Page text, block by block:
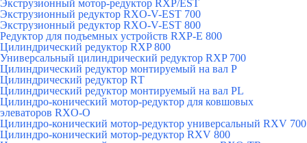
Экструзионный мотор-редуктор RXP/EST
Экструзионный редуктор RXO-V-EST 700
Экструзионный редуктор RXO-V-EST 800
Редуктор для подъемных устройств RXP-E 800
Цилиндрический редуктор RXP 800
Универсальный цилиндрический редуктор RXP 700
Цилиндрический редуктор монтируемый на вал Р
Цилиндрический редуктор RТ
Цилиндрический редуктор монтируемый на вал РL
Цилиндро-конический мотор-редуктор для ковшовых
элеваторов RXO-O
Цилиндро-конический мотор-редуктор универсальный RXV 700
Цилиндро-конический мотор-редуктор RXV 800